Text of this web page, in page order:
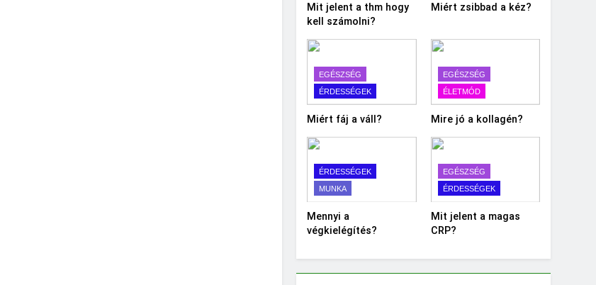
Mit jelent a thm hogy
kell számolni?
Miért zsibbad a kéz?
EGÉSZSÉG
ÉRDESSÉGEK
Miért fáj a váll?
EGÉSZSÉG
ÉLETMÓD
Mire jó a kollagén?
ÉRDESSÉGEK
MUNKA
Mennyi a
végkielégítés?
EGÉSZSÉG
ÉRDESSÉGEK
Mit jelent a magas
CRP?